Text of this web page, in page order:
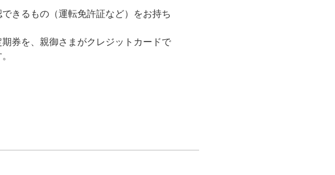
きるもの（運転免許証など）をお持ち
券を、親御さまがクレジットカードで